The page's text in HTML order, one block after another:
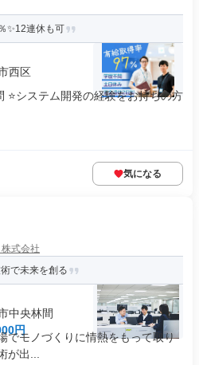
✨12連休も可
西区
⭐システム開発の経験をお持ちの方
気になる
式会社
で未来を創る
中央林間
円
でモノづくりに情熱をもって取り
が出...